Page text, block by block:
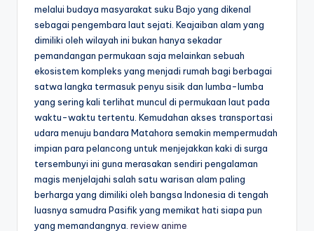
melalui budaya masyarakat suku Bajo yang dikenal
sebagai pengembara laut sejati. Keajaiban alam yang
dimiliki oleh wilayah ini bukan hanya sekadar
pemandangan permukaan saja melainkan sebuah
ekosistem kompleks yang menjadi rumah bagi berbagai
satwa langka termasuk penyu sisik dan lumba-lumba
yang sering kali terlihat muncul di permukaan laut pada
waktu-waktu tertentu. Kemudahan akses transportasi
udara menuju bandara Matahora semakin mempermudah
impian para pelancong untuk menjejakkan kaki di surga
tersembunyi ini guna merasakan sendiri pengalaman
magis menjelajahi salah satu warisan alam paling
berharga yang dimiliki oleh bangsa Indonesia di tengah
luasnya samudra Pasifik yang memikat hati siapa pun
yang memandangnya. review anime